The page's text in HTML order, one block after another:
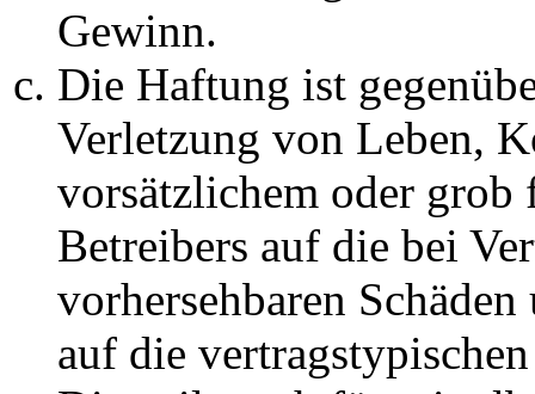
Gewinn.
Die Haftung ist
Verletzung von Leben,
vorsätzlichem oder grob
Betreibers auf die bei
vorhersehbaren
auf die